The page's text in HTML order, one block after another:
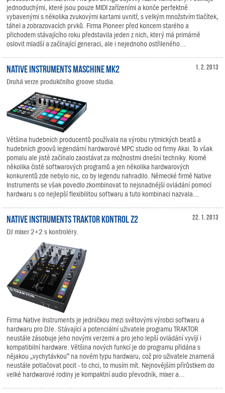
jednoduchými, které jsou pouze MIDI zařízeními a konče perfektně
vybavenými s několika zvukovými kartami uvnitř, s velkým množstvím tlačítek,
táhel a zobrazovacích prvků. Firma Pioneer před koncem starého a
přichodem stávajícího roku představila jeden z nich, který má primárně
oslovit mladší a začínající generaci, ale i nejednoho ostřileného...
1. 2. 2013
Native Instruments MASCHINE MK2
Druhá verze produkčního groove studia.
Většina hudebních producentů používala na výrobu rytmických beatů a
hudebních groovů legendární hardwarové MPC studio od firmy Akai. To však
pomalu ale jistě začínalo zaostávat za možnostmi dnešní techniky. Kromě
několika čistě softwarových programů a jen několika hardwarových
konkurentů zde nebylo nic, co by legendu nahradilo. Německé firmě Native
Instruments se však povedlo zkombinovat to nejsnadnější ovládání pomocí
hardwaru s co nejlepší flexibilitou softwaru a tuto kombinaci nazvala...
22. 1. 2013
Native Instruments TRAKTOR KONTROL Z2
DJ mixer 2+2 s kontroléry.
Firma Native Instruments je jedničkou mezi světovými výrobci softwaru a
hardwaru pro DJe. Stávající a potenciální uživatele programu TRAKTOR
neustále zásobuje jeho novými verzemi a pro jeho lepší ovládání vyvíjí i
kompatibilní hardware. Většina nových funkcí je do programu přidána s
nějakou „vychytávkou“ na novém typu hardwaru, což pro uživatele znamená
neustále potlačovat pocit - to chci, to musím mít. Nejnovějším přírůstkem do
velké hardwarové rodiny je kompaktní audio převodník, mixer a...